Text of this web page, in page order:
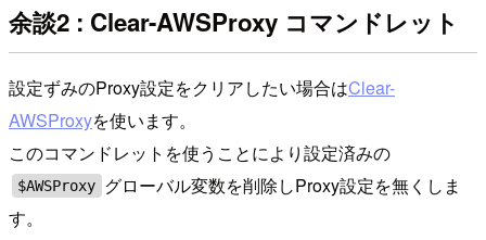
余談2 : Clear-AWSProxy コマンドレット
設定ずみのProxy設定をクリアしたい場合はClear-
AWSProxyを使います。
このコマンドレットを使うことにより設定済みの
$AWSProxy グローバル変数を削除しProxy設定を無くしま
す。